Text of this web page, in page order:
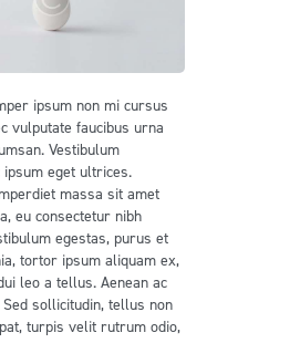
ipsum non mi cursus
vulputate faucibus urna
Vestibulum
ipsum eget ultrices.
massa sit amet
eu consectetur nibh
egestas, purus et
tortor ipsum aliquam ex,
leo a tellus. Aenean ac
Sed sollicitudin, tellus non
turpis velit rutrum odio,